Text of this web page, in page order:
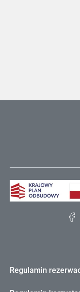
Regulamin